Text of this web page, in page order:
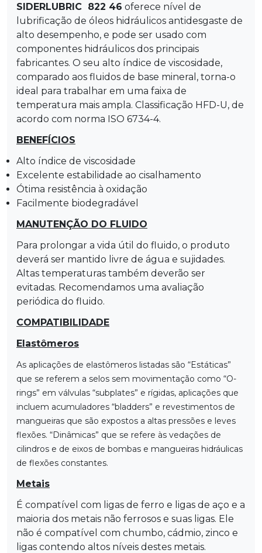
SIDERLUBRIC 822 46 oferece nível de
lubrificação de óleos hidráulicos antidesgaste de
alto desempenho, e pode ser usado com
componentes hidráulicos dos principais
fabricantes. O seu alto índice de viscosidade,
comparado aos fluidos de base mineral, torna-o
ideal para trabalhar em uma faixa de
temperatura mais ampla. Classificação HFD-U, de
acordo com norma ISO 6734-4.
BENEFÍCIOS
Alto índice de viscosidade
Excelente estabilidade ao cisalhamento
Ótima resistência à oxidação
Facilmente biodegradável
MANUTENÇÃO DO FLUIDO
Para prolongar a vida útil do fluido, o produto
deverá ser mantido livre de água e sujidades.
Altas temperaturas também deverão ser
evitadas. Recomendamos uma avaliação
periódica do fluido.
COMPATIBILIDADE
Elastômeros
As aplicações de elastômeros listadas são “Estáticas”
que se referem a selos sem movimentação como “O-
rings” em válvulas “subplates” e rígidas, aplicações que
incluem acumuladores “bladders” e revestimentos de
mangueiras que são expostos a altas pressões e leves
flexões. “Dinâmicas” que se refere às vedações de
cilindros e de eixos de bombas e mangueiras hidráulicas
de flexões constantes.
Metais
É compatível com ligas de ferro e ligas de aço e a
maioria dos metais não ferrosos e suas ligas. Ele
não é compatível com chumbo, cádmio, zinco e
ligas contendo altos níveis destes metais.